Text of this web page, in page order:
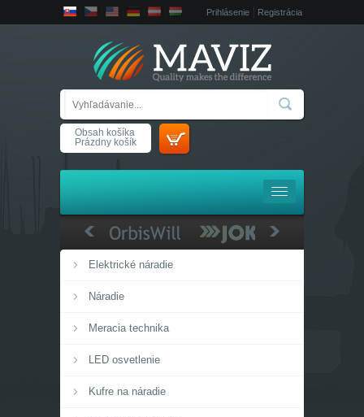
Prihlásenie Registrácia
Obsah košíka
Prázdny košík
Elektrické náradie
Náradie
Meracia technika
LED osvetlenie
Kufre na náradie